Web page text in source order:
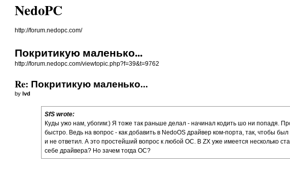
NedoPC
http://forum.nedopc.com/
Покритикую маленько...
http://forum.nedopc.com/viewtopic.php?f=39&t=9762
Re: Покритикую маленько...
bylvd
SfS wrote:
Куды ужо нам, убогим:) Я тоже так раньше делал - начинал кодить шо ни попадя.
быстро. Ведь на вопрос - как добавить в NedoOS драйвер ком-порта, так, чтобы
и не ответил. А это простейший вопрос к любой ОС. В ZX уже имеется несколько
себе драйвера? Но зачем тогда ОС?